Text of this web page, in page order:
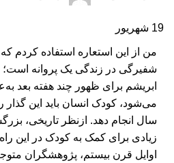
19 شهریور
من از این استعاره استفاده کردم که
شفیرگی در زندگی یک پروانه
ابریشم برای ظهور چند هفته بعد
می‌شود، کودک انسان باید این گذار
سال انجام دهد. ازنظر تاریخی،
زیادی برای کمک به کودک در این
اوایل قرن بیستم، پژوهشگران